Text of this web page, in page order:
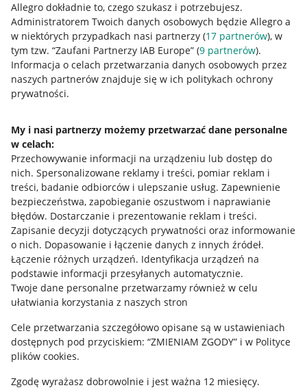
Allegro dokładnie to, czego szukasz i potrzebujesz.
Administratorem Twoich danych osobowych będzie Allegro a
w niektórych przypadkach nasi partnerzy (17 partnerów), w
tym tzw. “Zaufani Partnerzy IAB Europe” (9 partnerów).
Informacja o celach przetwarzania danych osobowych przez
naszych partnerów znajduje się w ich politykach ochrony
prywatności.
My i nasi partnerzy możemy przetwarzać dane personalne
w celach:
Przechowywanie informacji na urządzeniu lub dostęp do
nich. Spersonalizowane reklamy i treści, pomiar reklam i
treści, badanie odbiorców i ulepszanie usług. Zapewnienie
bezpieczeństwa, zapobieganie oszustwom i naprawianie
błędów. Dostarczanie i prezentowanie reklam i treści.
Zapisanie decyzji dotyczących prywatności oraz informowanie
o nich. Dopasowanie i łączenie danych z innych źródeł.
Łączenie różnych urządzeń. Identyfikacja urządzeń na
podstawie informacji przesyłanych automatycznie.
Twoje dane personalne przetwarzamy również w celu
ułatwiania korzystania z naszych stron
Cele przetwarzania szczegółowo opisane są w ustawieniach
dostępnych pod przyciskiem: “ZMIENIAM ZGODY” i w Polityce
plików cookies.
Zgodę wyrażasz dobrowolnie i jest ważna 12 miesięcy.
Nawigacja
Przydatne informacje
Jak to działa
Allegro Gadane dla sprzedających
Allegro Gadane dla kupujących
Mapa miejscowości
Informacje prawne
Regulamin
Polityka plików "cookies"
Ustawienia plików "cookies"
Udostępnianie lokalizacji
Informacje dla Aktu o Usługach Cyfrowych
Pobierz aplikację